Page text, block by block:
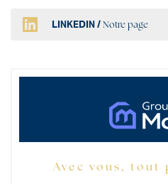
LINKEDIN /Notre page
Avec vous, tout